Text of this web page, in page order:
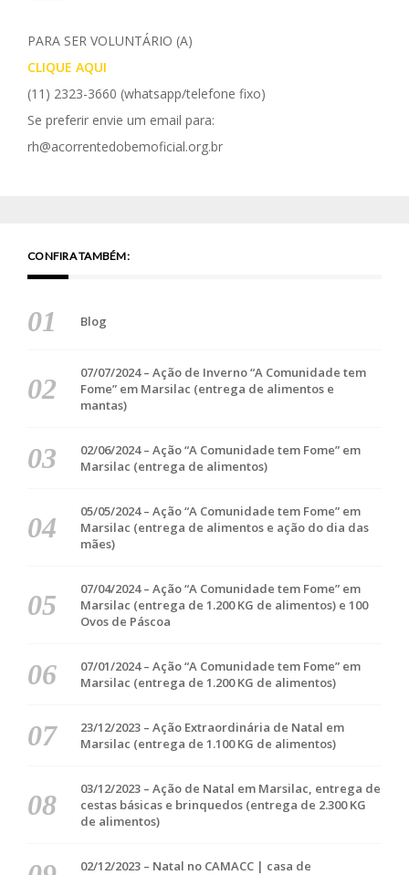
PARA SER VOLUNTÁRIO (A)
CLIQUE AQUI
(11) 2323-3660 (whatsapp/telefone fixo)
Se preferir envie um email para:
rh@acorrentedobemoficial.org.br
CONFIRA TAMBÉM:
Blog
07/07/2024 – Ação de Inverno “A Comunidade tem
Fome” em Marsilac (entrega de alimentos e
mantas)
02/06/2024 – Ação “A Comunidade tem Fome” em
Marsilac (entrega de alimentos)
05/05/2024 – Ação “A Comunidade tem Fome” em
Marsilac (entrega de alimentos e ação do dia das
mães)
07/04/2024 – Ação “A Comunidade tem Fome” em
Marsilac (entrega de 1.200 KG de alimentos) e 100
Ovos de Páscoa
07/01/2024 – Ação “A Comunidade tem Fome” em
Marsilac (entrega de 1.200 KG de alimentos)
23/12/2023 – Ação Extraordinária de Natal em
Marsilac (entrega de 1.100 KG de alimentos)
03/12/2023 – Ação de Natal em Marsilac, entrega de
cestas básicas e brinquedos (entrega de 2.300 KG
de alimentos)
02/12/2023 – Natal no CAMACC | casa de